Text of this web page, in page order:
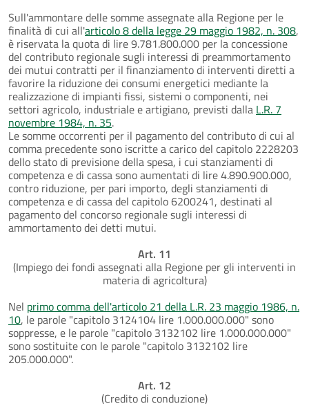
Sull'ammontare delle somme assegnate alla Regione per le
finalità di cui all'articolo 8 della legge 29 maggio 1982, n. 308,
è riservata la quota di lire 9.781.800.000 per la concessione
del contributo regionale sugli interessi di preammortamento
dei mutui contratti per il finanziamento di interventi diretti a
favorire la riduzione dei consumi energetici mediante la
realizzazione di impianti fissi, sistemi o componenti, nei
settori agricolo, industriale e artigiano, previsti dalla L.R. 7
novembre 1984, n. 35.
Le somme occorrenti per il pagamento del contributo di cui al
comma precedente sono iscritte a carico del capitolo 2228203
dello stato di previsione della spesa, i cui stanziamenti di
competenza e di cassa sono aumentati di lire 4.890.900.000,
contro riduzione, per pari importo, degli stanziamenti di
competenza e di cassa del capitolo 6200241, destinati al
pagamento del concorso regionale sugli interessi di
ammortamento dei detti mutui.
Art. 11
(Impiego dei fondi assegnati alla Regione per gli interventi in
materia di agricoltura)
Nel primo comma dell'articolo 21 della L.R. 23 maggio 1986, n.
10, le parole "capitolo 3124104 lire 1.000.000.000" sono
soppresse, e le parole "capitolo 3132102 lire 1.000.000.000"
sono sostituite con le parole "capitolo 3132102 lire
205.000.000".
Art. 12
(Credito di conduzione)